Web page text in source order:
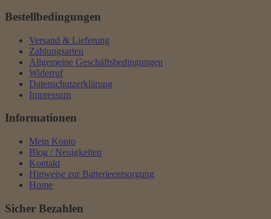
Bestellbedingungen
Versand & Lieferung
Zahlungsarten
Allgemeine Geschäftsbedingungen
Widerruf
Datenschutzerklärung
Impressum
Informationen
Mein Konto
Blog / Neuigkeiten
Kontakt
Hinweise zur Batterieentsorgung
Home
Sicher Bezahlen